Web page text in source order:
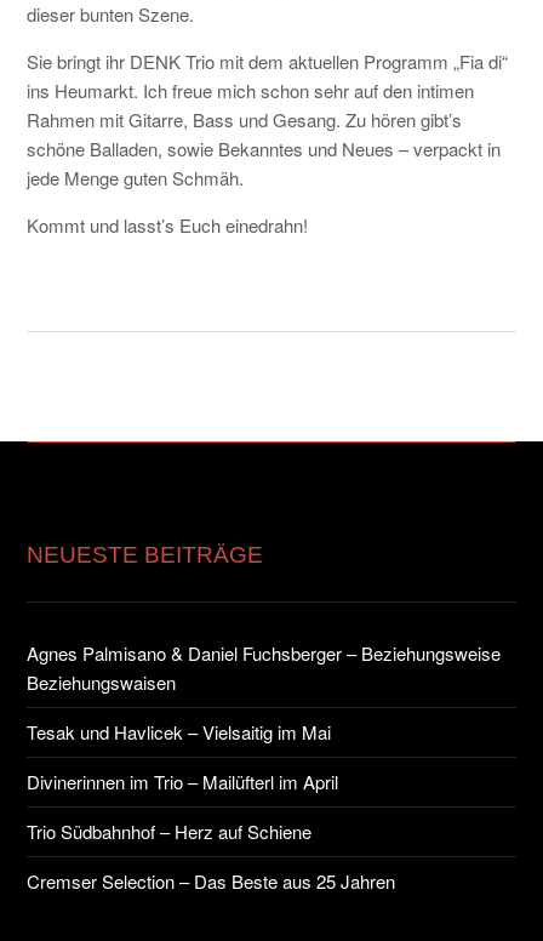
dieser bunten Szene.
Sie bringt ihr DENK Trio mit dem aktuellen Programm „Fia di“
ins Heumarkt. Ich freue mich schon sehr auf den intimen
Rahmen mit Gitarre, Bass und Gesang. Zu hören gibt’s
schöne Balladen, sowie Bekanntes und Neues – verpackt in
jede Menge guten Schmäh.
Kommt und lasst’s Euch einedrahn!
NEUESTE BEITRÄGE
Agnes Palmisano & Daniel Fuchsberger – Beziehungsweise
Beziehungswaisen
Tesak und Havlicek – Vielsaitig im Mai
Divinerinnen im Trio – Mailüfterl im April
Trio Südbahnhof – Herz auf Schiene
Cremser Selection – Das Beste aus 25 Jahren